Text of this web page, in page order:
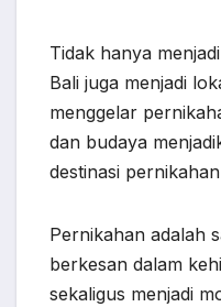
Tidak hanya
Bali juga menjadi
menggelar
dan budaya
destinasi
Pernikahan adalah
berkesan dalam
sekaligus menjadi